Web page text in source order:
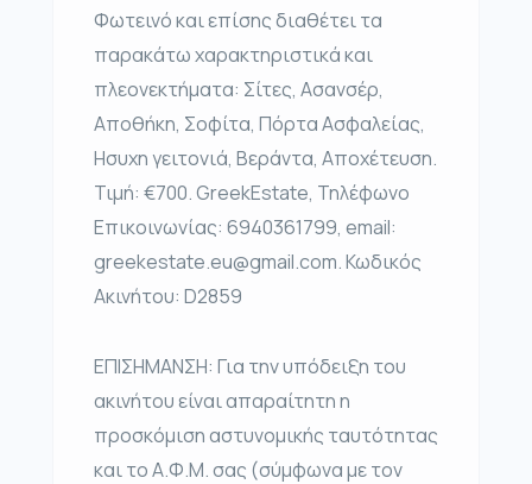
Φωτεινό και επίσης διαθέτει τα
παρακάτω χαρακτηριστικά και
πλεονεκτήματα: Σίτες, Ασανσέρ,
Αποθήκη, Σοφίτα, Πόρτα Ασφαλείας,
Ησυχη γειτονιά, Βεράντα, Αποχέτευση.
Τιμή: €700. GreekEstate, Τηλέφωνο
Επικοινωνίας: 6940361799, email:
greekestate.eu@gmail.com. Κωδικός
Ακινήτου: D2859
ΕΠΙΣΗΜΑΝΣΗ: Για την υπόδειξη του
ακινήτου είναι απαραίτητη η
προσκόμιση αστυνομικής ταυτότητας
και το Α.Φ.Μ. σας (σύμφωνα με τον